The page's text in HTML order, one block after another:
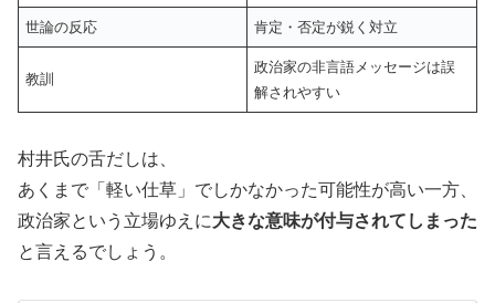
世論の反応 肯定・否定が鋭く対立
教訓
政治家の非言語メッセージは誤
解されやすい
村井氏の舌だしは、
あくまで「軽い仕草」でしかなかった可能性が高い一方、
政治家という立場ゆえに大きな意味が付与されてしまった
と言えるでしょう。